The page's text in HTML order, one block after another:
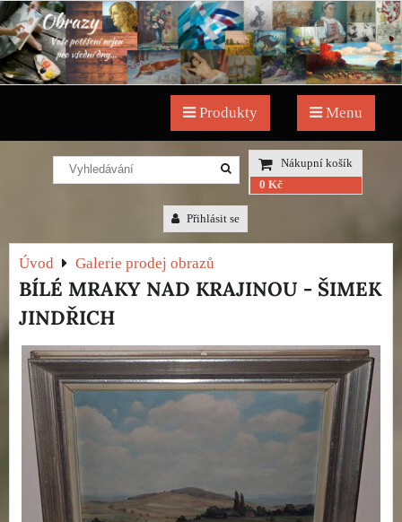
Produkty Menu
Nákupní košík
0 Kč
Přihlásit se
Úvod Galerie prodej obrazů
BÍLÉ MRAKY NAD KRAJINOU - ŠIMEK
JINDŘICH